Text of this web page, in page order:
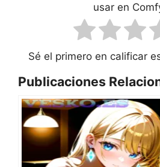
usar en
Sé el primero en calificar
Publicaciones